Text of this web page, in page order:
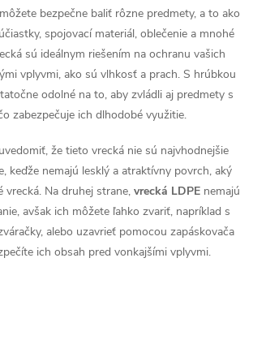
môžete bezpečne baliť rôzne predmety, a to ako
spojovací materiál, oblečenie a mnohé
sú ideálnym riešením na ochranu vašich
vplyvmi, ako sú vlhkosť a prach. S hrúbkou
odolné na to, aby zvládli aj predmety s
zabezpečuje ich dlhodobé využitie.
že tieto vrecká nie sú najvhodnejšie
keďže nemajú lesklý a atraktívny povrch, aký
vrecká. Na druhej strane, vrecká LDPE nemajú
avšak ich môžete ľahko zvariť, napríklad s
alebo uzavrieť pomocou zapáskovača
ich obsah pred vonkajšími vplyvmi.